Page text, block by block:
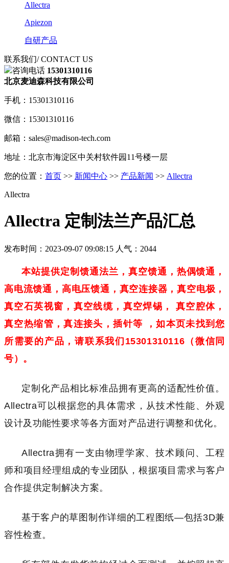
Allectra
Apiezon
自研产品
联系我们/ CONTACT US
咨询电话 15301310116
北京麦迪森科技有限公司
手机：15301310116
微信：15301310116
邮箱：sales@madison-tech.com
地址：北京市海淀区中关村软件园11号楼一层
您的位置： 首页 >> 新闻中心 >> 产品新闻 >> Allectra
Allectra
Allectra 定制法兰产品汇总
发布时间：2023-09-07 09:08:15 人气：2044
本站提供定制馈通法兰，真空馈通，热偶馈通，
高电流馈通，高电压馈通，真空连接器，真空电极，
真空石英视窗， 真空线缆，真空焊锡， 真空腔体，
真空热缩管，真连接头，插针等 ，如本页未找到您
所需要的产品，请联系我们15301310116（微信同
号）。
定制化产品相比标准品拥有更高的适配性价值。
Allectra可以根据您的具体需求，从技术性能、外观
设计及功能性要求等各方面对产品进行调整和优化。
Allectra拥有一支由物理学家、技术顾问、工程
师和项目经理组成的专业团队，根据项目需求与客户
合作提供定制解决方案。
基于客户的草图制作详细的工程图纸—包括3D兼
容性检查。